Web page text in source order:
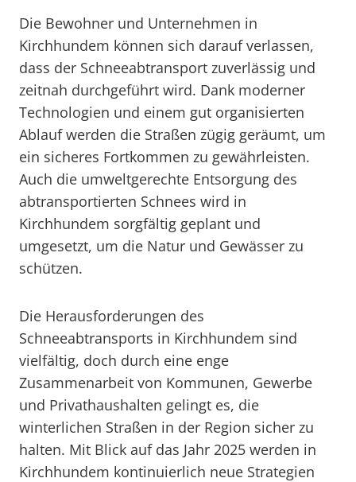
Die Bewohner und Unternehmen in
Kirchhundem können sich darauf verlassen,
dass der Schneeabtransport zuverlässig und
zeitnah durchgeführt wird. Dank moderner
Technologien und einem gut organisierten
Ablauf werden die Straßen zügig geräumt, um
ein sicheres Fortkommen zu gewährleisten.
Auch die umweltgerechte Entsorgung des
abtransportierten Schnees wird in
Kirchhundem sorgfältig geplant und
umgesetzt, um die Natur und Gewässer zu
schützen.
Die Herausforderungen des
Schneeabtransports in Kirchhundem sind
vielfältig, doch durch eine enge
Zusammenarbeit von Kommunen, Gewerbe
und Privathaushalten gelingt es, die
winterlichen Straßen in der Region sicher zu
halten. Mit Blick auf das Jahr 2025 werden in
Kirchhundem kontinuierlich neue Strategien